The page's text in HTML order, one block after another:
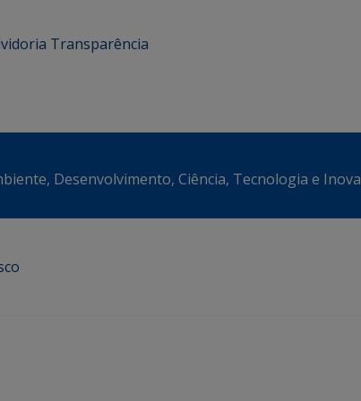
Transparência
Desenvolvimento, Ciência, Tecnologia e